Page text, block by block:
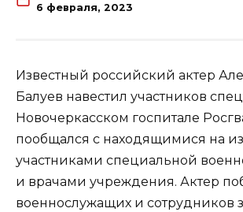
6 февраля, 2023
Известный российский актер
Балуев навестил участников
Новочеркасском госпитале
пообщался с находящимися на
участниками специальной
и врачами учреждения. Актер
военнослужащих и сотрудников